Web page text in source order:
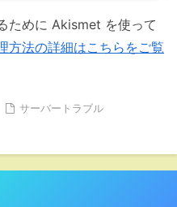
ために Akismet を使って
方法の詳細はこちらをご覧
サーバートラブル